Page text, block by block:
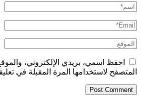
اسم*
Email*
الموقع
احفظ اسمي، بريدي الإلكتروني،
المتصفح لاستخدامها المرة المقبلة في